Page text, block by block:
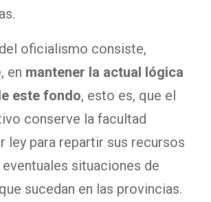
oficialismo consiste,
en mantener la actual lógica
este fondo, esto es, que el
conserve la facultad
ley para repartir sus recursos
situaciones de
sucedan en las provincias.